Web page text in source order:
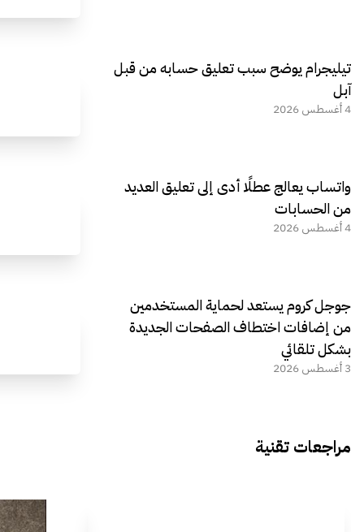
تيليجرام يوضح سبب تعليق حسابه من قبل
آبل
4 أغسطس 2026
واتساب يعالج عطلًا أدى إلى تعليق العديد
من الحسابات
4 أغسطس 2026
جوجل كروم يستعد لحماية المستخدمين
من إضافات اختطاف الصفحات الجديدة
بشكل تلقائي
3 أغسطس 2026
مراجعات تقنية